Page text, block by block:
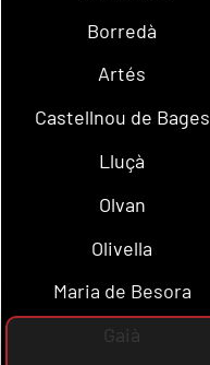
Borredà
Artés
Castellnou de Bages
Lluçà
Olvan
Olivella
Maria de Besora
Gaià